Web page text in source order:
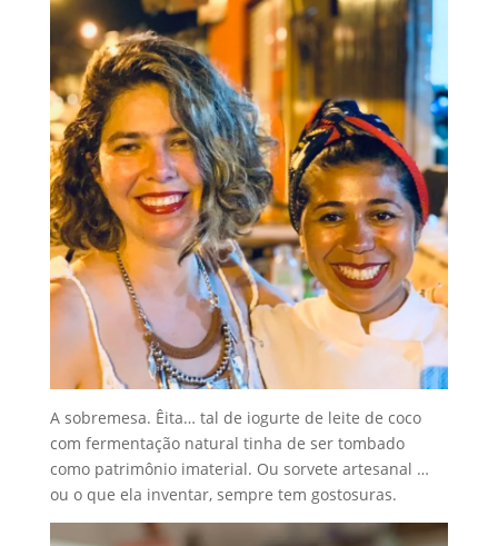
A sobremesa. Êita… tal de iogurte de leite de coco
com fermentação natural tinha de ser tombado
como patrimônio imaterial. Ou sorvete artesanal …
ou o que ela inventar, sempre tem gostosuras.